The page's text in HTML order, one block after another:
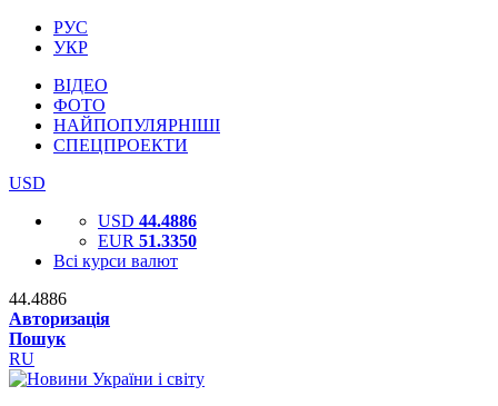
РУС
УКР
ВІДЕО
ФОТО
НАЙПОПУЛЯРНІШІ
СПЕЦПРОЕКТИ
USD
USD 44.4886
EUR 51.3350
Всі курси валют
44.4886
Авторизація
Пошук
RU